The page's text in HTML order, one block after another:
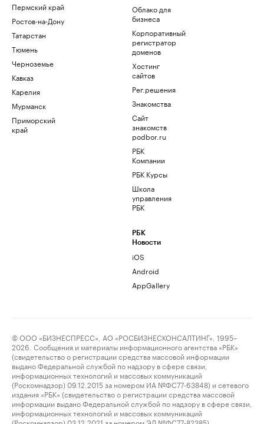
Пермский край
Ростов-на-Дону
Татарстан
Тюмень
Черноземье
Кавказ
Карелия
Мурманск
Приморский
край
Облако для
бизнеса
Корпоративный
регистратор
доменов
Хостинг
сайтов
Рег.решения
Знакомства
Сайт
знакомств
podbor.ru
РБК
Компании
РБК Курсы
Школа
управления
РБК
РБК
Новости
iOS
Android
AppGallery
© ООО «БИЗНЕСПРЕСС», АО «РОСБИЗНЕСКОНСАЛТИНГ», 1995–
2026. Сообщения и материалы информационного агентства «РБК»
(свидетельство о регистрации средства массовой информации
выдано Федеральной службой по надзору в сфере связи,
информационных технологий и массовых коммуникаций
(Роскомнадзор) 09.12.2015 за номером ИА №ФС77-63848) и сетевого
издания «РБК» (свидетельство о регистрации средства массовой
информации выдано Федеральной службой по надзору в сфере связи,
информационных технологий и массовых коммуникаций